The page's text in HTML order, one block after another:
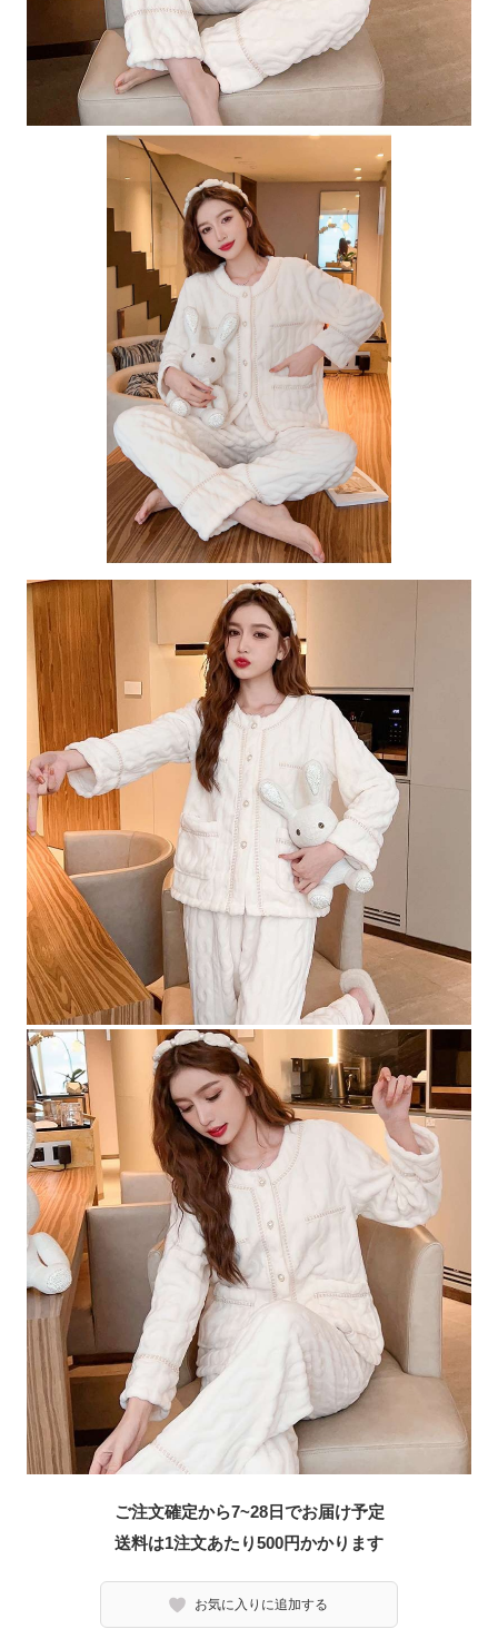
ご注文確定から7~28日でお届け予定
送料は1注文あたり500円かかります
お気に入りに追加する